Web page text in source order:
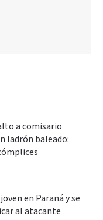
a comisario
ladrón baleado:
en Paraná y se
al atacante